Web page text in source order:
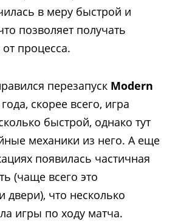
в меру быстрой и
позволяет получать
процесса.
перезапуск Modern
скорее всего, игра
быстрой, однако тут
механики из него. А еще
появилась частичная
(чаще всего это
двери), что несколько
игры по ходу матча.